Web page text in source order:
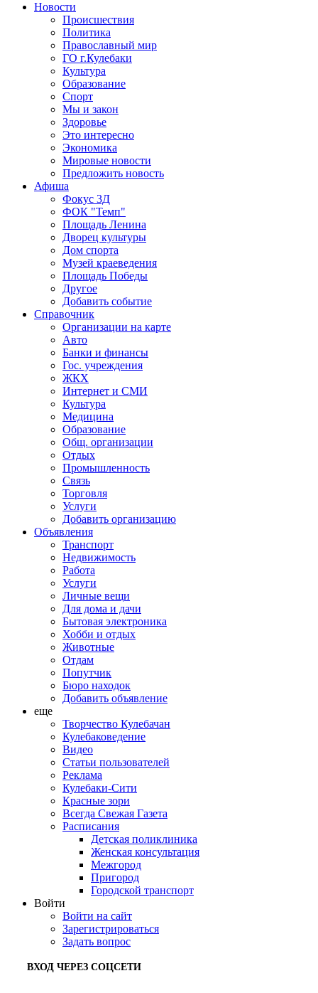
Новости
Происшествия
Политика
Православный мир
ГО г.Кулебаки
Культура
Образование
Спорт
Мы и закон
Здоровье
Это интересно
Экономика
Мировые новости
Предложить новость
Афиша
Фокус 3Д
ФОК "Темп"
Площадь Ленина
Дворец культуры
Дом спорта
Музей краеведения
Площадь Победы
Другое
Добавить событие
Справочник
Организации на карте
Авто
Банки и финансы
Гос. учреждения
ЖКХ
Интернет и СМИ
Культура
Медицина
Образование
Общ. организации
Отдых
Промышленность
Связь
Торговля
Услуги
Добавить организацию
Объявления
Транспорт
Недвижимость
Работа
Услуги
Личные вещи
Для дома и дачи
Бытовая электроника
Хобби и отдых
Животные
Отдам
Попутчик
Бюро находок
Добавить объявление
еще
Творчество Кулебачан
Кулебаковедение
Видео
Статьи пользователей
Реклама
Кулебаки-Сити
Красные зори
Всегда Свежая Газета
Расписания
Детская поликлиника
Женская консультация
Межгород
Пригород
Городской транспорт
Войти
Войти на сайт
Зарегистрироваться
Задать вопрос
ВХОД ЧЕРЕЗ СОЦСЕТИ